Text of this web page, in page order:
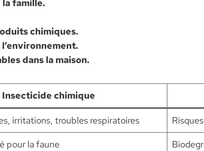
famille.
chimiques.
dans la maison.
Insecticide chimique
irritations, troubles respiratoires
pour la faune